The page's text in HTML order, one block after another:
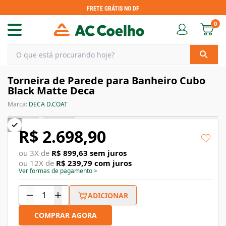
FRETE GRÁTIS NO DF
0
Torneira de Parede para Banheiro Cubo
Black Matte Deca
Marca: DECA D.COAT
R$ 2.698,90
ou 3X de R$ 899,63 sem juros
ou 12X de R$ 239,79 com juros
Ver formas de pagamento>
ADICIONAR
COMPRAR AGORA